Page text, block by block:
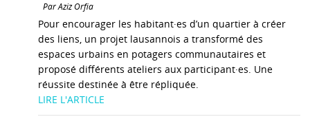
Par Aziz Orfia
Pour encourager les habitant·es d’un quartier à créer
des liens, un projet lausannois a transformé des
espaces urbains en potagers communautaires et
proposé différents ateliers aux participant·es. Une
réussite destinée à être répliquée.
LIRE L'ARTICLE